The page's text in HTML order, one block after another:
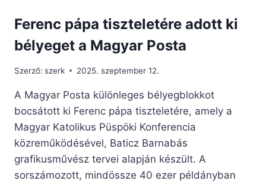
Ferenc pápa tiszteletére adott ki
bélyeget a Magyar Posta
Szerző: szerk 2025. szeptember 12.
A Magyar Posta különleges bélyegblokkot
bocsátott ki Ferenc pápa tiszteletére, amely a
Magyar Katolikus Püspöki Konferencia
közreműködésével, Baticz Barnabás
grafikusművész tervei alapján készült. A
sorszámozott, mindössze 40 ezer példányban